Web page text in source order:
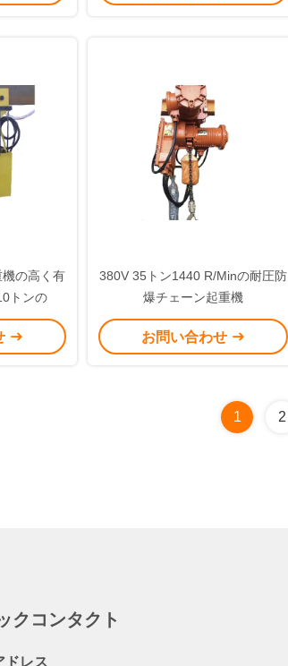
の高く有
トンの
380V 35トン1440 R/Minの耐圧防
爆チェーン起重機
お問い合わせ
1 2
クコンタクト
ドレス